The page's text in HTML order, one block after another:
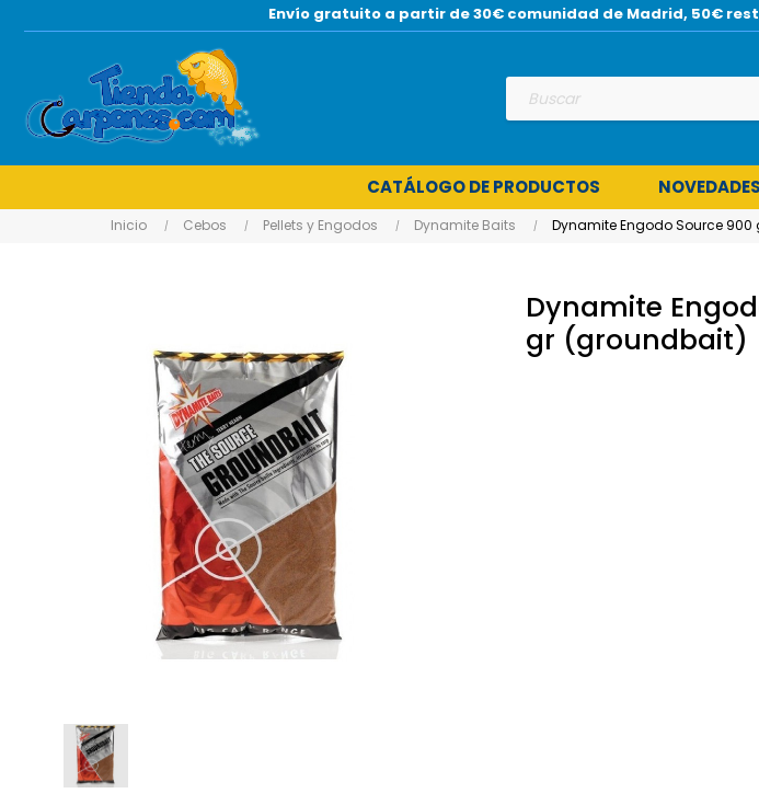
Envío gratuito a partir de 30€ comunidad de Madrid, 50€ resto
CATÁLOGO DE PRODUCTOS NOVEDADES
Inicio Cebos Pellets y Engodos Dynamite Baits Dynamite Engodo Source
Dynamite
gr (groundbait)